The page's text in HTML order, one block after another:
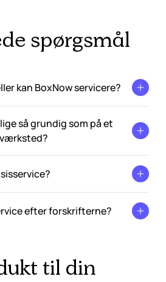
spørgsmål
kan BoxNow servicere?
så grundig som på et
efter forskrifterne?
til din